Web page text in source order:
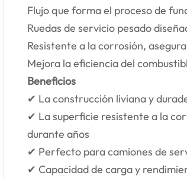
Flujo que forma el proceso de
Ruedas de servicio pesado
Resistente a la corrosión,
Mejora la eficiencia del
Beneficios
✔ La construcción liviana y
✔ La superficie resistente a la
durante años
✔ Perfecto para camiones de
✔ Capacidad de carga y